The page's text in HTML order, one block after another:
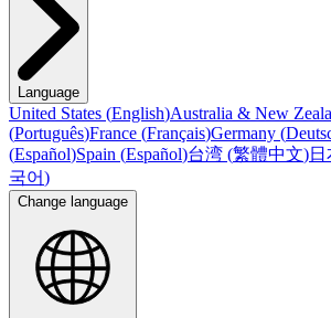
Language
United States (English)Australia & New
(Português)France (Français)Germany (
(Español)Spain (Español)台湾 (繁體中文)
국어)
Change language